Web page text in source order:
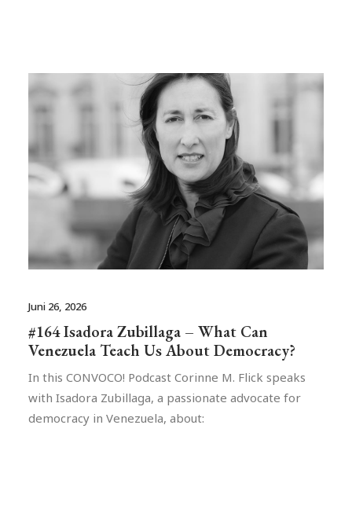
Juni 26, 2026
#164 Isadora Zubillaga – What Can
Venezuela Teach Us About Democracy?
In this CONVOCO! Podcast Corinne M. Flick speaks
with Isadora Zubillaga, a passionate advocate for
democracy in Venezuela, about: